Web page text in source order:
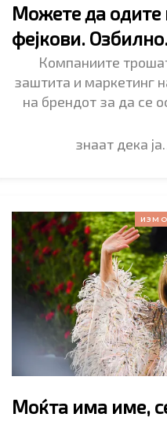
Можете да одите
фејкови.
Компаниите
заштита и маркетинг
на брендот за да се
знаат дека
Моќта има име,